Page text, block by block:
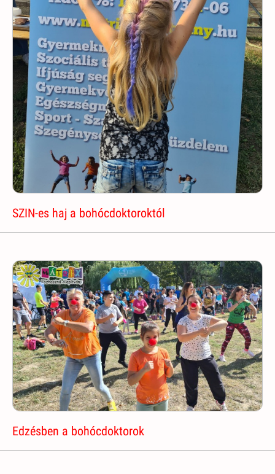
SZIN-es haj a bohócdoktoroktól
Edzésben a bohócdoktorok